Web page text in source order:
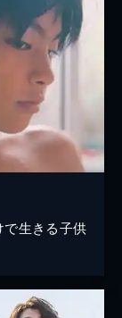
生きる子供